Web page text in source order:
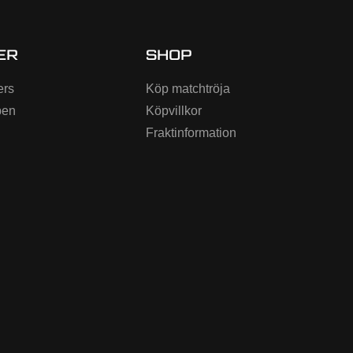
SHOP
Köp matchtröja
Köpvillkor
Fraktinformation